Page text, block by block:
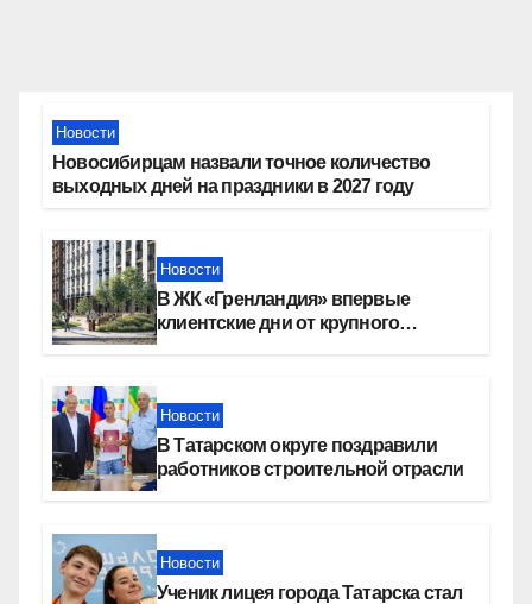
Новости
Новосибирцам назвали точное количество
выходных дней на праздники в 2027 году
Новости
В ЖК «Гренландия» впервые
клиентские дни от крупного
Новости
В Татарском округе поздравили
работников строительной отрасли
Новости
Ученик лицея города Татарска стал